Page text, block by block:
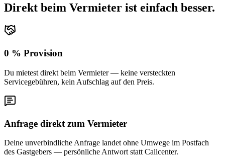
Direkt beim Vermieter ist einfach besser.
0 % Provision
Du mietest direkt beim Vermieter — keine versteckten
Servicegebühren, kein Aufschlag auf den Preis.
Anfrage direkt zum Vermieter
Deine unverbindliche Anfrage landet ohne Umwege im Postfach
des Gastgebers — persönliche Antwort statt Callcenter.